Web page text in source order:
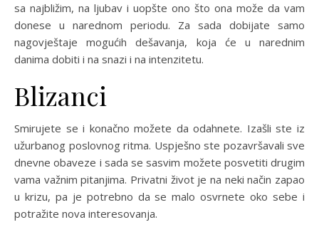
sa najbližim, na ljubav i uopšte ono što ona može da vam
donese u narednom periodu. Za sada dobijate samo
nagovještaje mogućih dešavanja, koja će u narednim
danima dobiti i na snazi i na intenzitetu.
Blizanci
Smirujete se i konačno možete da odahnete. Izašli ste iz
užurbanog poslovnog ritma. Uspješno ste pozavršavali sve
dnevne obaveze i sada se sasvim možete posvetiti drugim
vama važnim pitanjima. Privatni život je na neki način zapao
u krizu, pa je potrebno da se malo osvrnete oko sebe i
potražite nova interesovanja.